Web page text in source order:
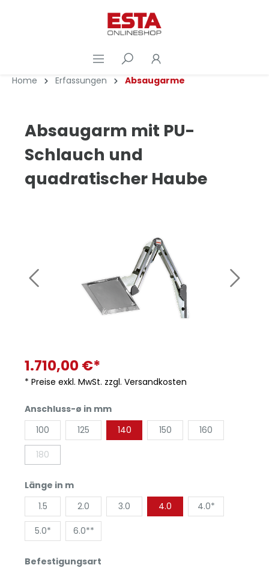
Home Erfassungen Absaugarme
Absaugarm mit PU-
Schlauch und
quadratischer Haube
1.710,00 €*
* Preise exkl. MwSt. zzgl. Versandkosten
Anschluss-ø in mm
100
125 140 150 160
180
Länge in m
1.5
2.0 3.0 4.0 4.0*
5.0* 6.0**
Befestigungsart